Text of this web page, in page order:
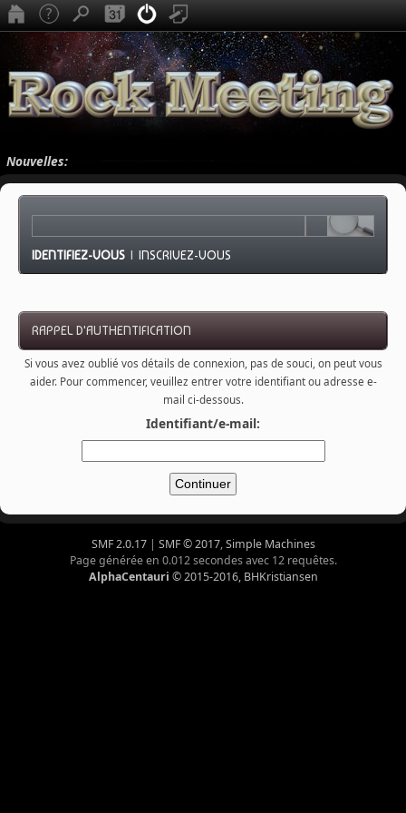
Nouvelles:
IDENTIFIEZ-VOUS |INSCRIVEZ-VOUS
RAPPEL D'AUTHENTIFICATION
Si vous avez oublié vos détails de connexion, pas de souci, on peut vous
aider. Pour commencer, veuillez entrer votre identifiant ou adresse e-
mail ci-dessous.
Identifiant/e-mail:
SMF 2.0.17| SMF © 2017,Simple Machines
Page générée en 0.012 secondes avec 12 requêtes.
AlphaCentauri © 2015-2016, BHKristiansen